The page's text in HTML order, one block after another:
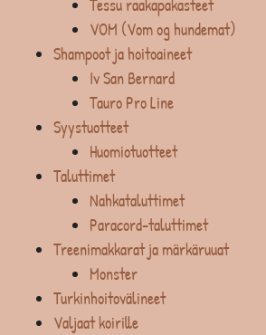
Tessu raakapakasteet
VOM (Vom og hundemat)
Shampoot ja hoitoaineet
Iv San Bernard
Tauro Pro Line
Syystuotteet
Huomiotuotteet
Taluttimet
Nahkataluttimet
Paracord-taluttimet
Treenimakkarat ja märkäruuat
Monster
Turkinhoitovälineet
Valjaat koirille